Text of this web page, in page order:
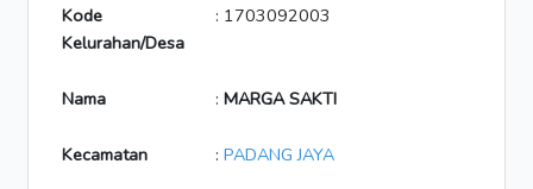
Kode
Kelurahan/Desa
: 1703092003
Nama : MARGA SAKTI
Kecamatan : PADANG JAYA